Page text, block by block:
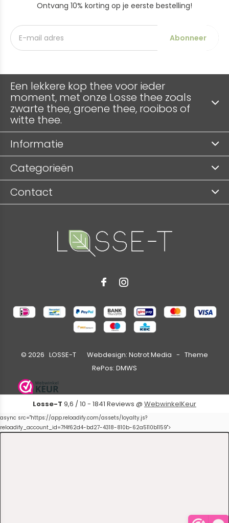
Ontvang 10% korting op je eerste bestelling!
Abonneer
Een lekkere kop thee voor ieder
moment, met onze Losse thee zoals
zwarte thee, groene thee, rooibos of
witte thee.
Informatie
Categorieën
Contact
© 2026 LOSSE-T Webdesign: Notrot Media - Theme
RePos: DMWS
Losse-T 9,6 / 10 - 1841 Reviews @ WebwinkelKeur
async src="https://app.reloadify.com/assets/loyalty.js?
reloadify_account_id=7f4f62d4-bd27-4318-810b-62a5110b1159">